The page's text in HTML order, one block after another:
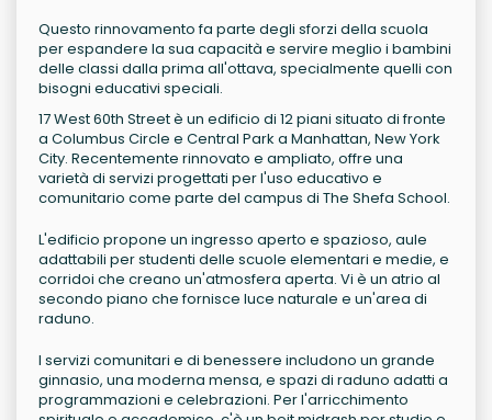
Questo rinnovamento fa parte degli sforzi della scuola
per espandere la sua capacità e servire meglio i bambini
delle classi dalla prima all'ottava, specialmente quelli con
bisogni educativi speciali.
17 West 60th Street è un edificio di 12 piani situato di fronte
a Columbus Circle e Central Park a Manhattan, New York
City. Recentemente rinnovato e ampliato, offre una
varietà di servizi progettati per l'uso educativo e
comunitario come parte del campus di The Shefa School.
L'edificio propone un ingresso aperto e spazioso, aule
adattabili per studenti delle scuole elementari e medie, e
corridoi che creano un'atmosfera aperta. Vi è un atrio al
secondo piano che fornisce luce naturale e un'area di
raduno.
I servizi comunitari e di benessere includono un grande
ginnasio, una moderna mensa, e spazi di raduno adatti a
programmazioni e celebrazioni. Per l'arricchimento